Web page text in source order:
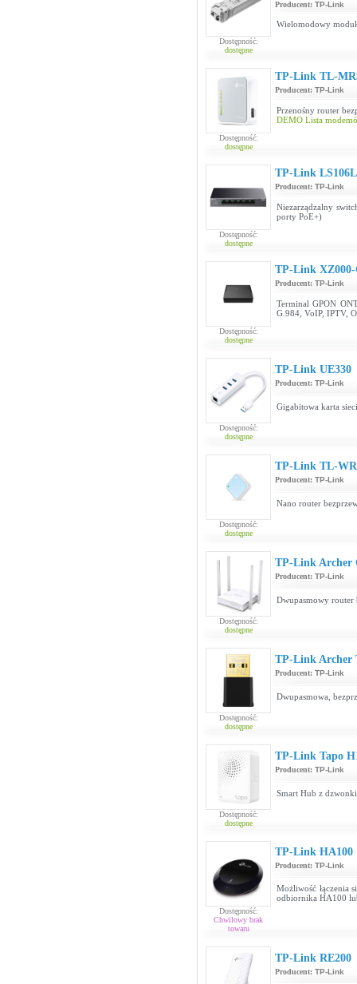
Dostępność:
dostępne
Producent: TP-Link
Wielomodowy
Dostępność:
dostępne
TP-Link TL-
Producent: TP-Link
Przenośny router
DEMO Lista
Dostępność:
dostępne
TP-Link
Producent: TP-Link
Niezarządzalny
porty PoE+)
Dostępność:
dostępne
TP-Link
Producent: TP-Link
Terminal GPON
G.984, VoIP, IPTV,
Dostępność:
dostępne
TP-Link UE330
Producent: TP-Link
Gigabitowa karta
Dostępność:
dostępne
TP-Link TL-
Producent: TP-Link
Nano router
Dostępność:
dostępne
TP-Link Archer
Producent: TP-Link
Dwupasmowy router
Dostępność:
dostępne
TP-Link Archer
Producent: TP-Link
Dwupasmowa,
Dostępność:
dostępne
TP-Link Tapo
Producent: TP-Link
Smart Hub z
Dostępność:
Chwilowy brak
towaru
TP-Link HA100
Producent: TP-Link
Możliwość łączenia
odbiornika HA100
TP-Link RE200
Producent: TP-Link